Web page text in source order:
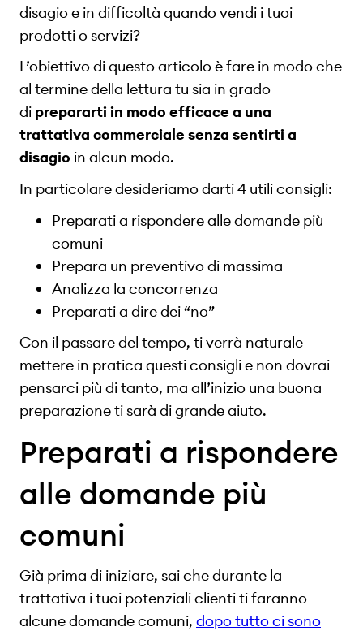
disagio e in difficoltà quando vendi i tuoi
prodotti o servizi?
L’obiettivo di questo articolo è fare in modo che
al termine della lettura tu sia in grado
di prepararti in modo efficace a una
trattativa commerciale senza sentirti a
disagio in alcun modo.
In particolare desideriamo darti 4 utili consigli:
Preparati a rispondere alle domande più
comuni
Prepara un preventivo di massima
Analizza la concorrenza
Preparati a dire dei “no”
Con il passare del tempo, ti verrà naturale
mettere in pratica questi consigli e non dovrai
pensarci più di tanto, ma all’inizio una buona
preparazione ti sarà di grande aiuto.
Preparati a rispondere
alle domande più
comuni
Già prima di iniziare, sai che durante la
trattativa i tuoi potenziali clienti ti faranno
alcune domande comuni, dopo tutto ci sono